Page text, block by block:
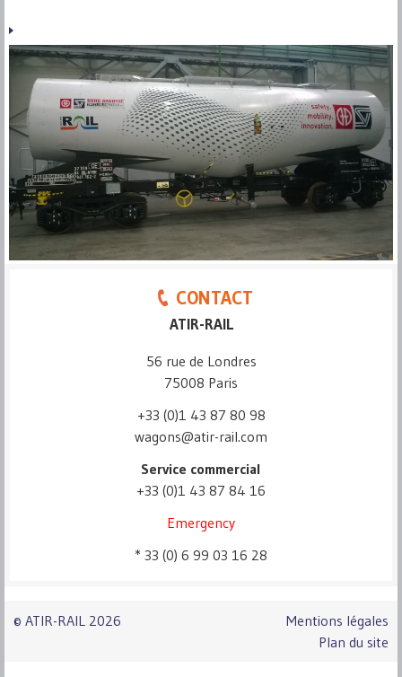
CONTACT
ATIR-RAIL
56 rue de Londres
75008 Paris
+33 (0)1 43 87 80 98
wagons@atir-rail.com
Service commercial
+33 (0)1 43 87 84 16
Emergency
* 33 (0) 6 99 03 16 28
© ATIR-RAIL 2026
Mentions légales
Plan du site